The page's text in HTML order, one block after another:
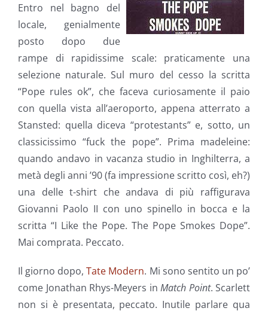
Entro nel bagno del
locale, genialmente
posto dopo due
rampe di rapidissime scale: praticamente una
selezione naturale. Sul muro del cesso la scritta
“Pope rules ok”, che faceva curiosamente il paio
con quella vista all’aeroporto, appena atterrato a
Stansted: quella diceva “protestants” e, sotto, un
classicissimo “fuck the pope”. Prima madeleine:
quando andavo in vacanza studio in Inghilterra, a
metà degli anni ’90 (fa impressione scritto così, eh?)
una delle t-shirt che andava di più raffigurava
Giovanni Paolo II con uno spinello in bocca e la
scritta “I Like the Pope. The Pope Smokes Dope”.
Mai comprata. Peccato.
Il giorno dopo,Tate Modern. Mi sono sentito un po’
come Jonathan Rhys-Meyers in Match Point. Scarlett
non si è presentata, peccato. Inutile parlare qua